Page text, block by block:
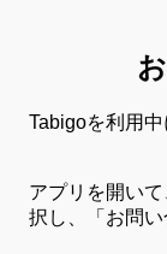
Tabigoを利用
アプリを開い
択し、「お問